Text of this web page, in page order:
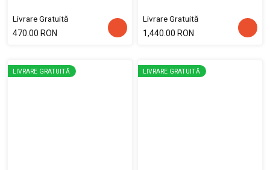
Livrare Gratuită
470.00 RON
Livrare Gratuită
1,440.00 RON
LIVRARE GRATUITĂ LIVRARE GRATUITĂ